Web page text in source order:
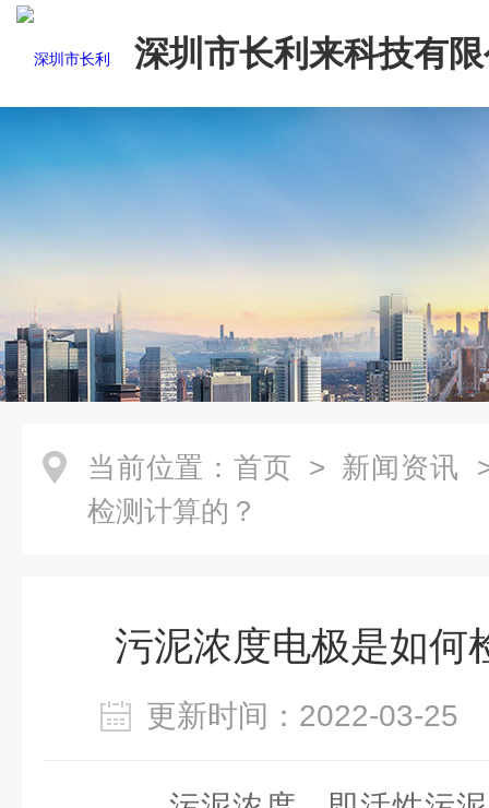
深圳市长利来科技有
当前位置： 首页 > 新闻资讯
检测计算的？
污泥浓度电极是如何
更新时间：2022-03-